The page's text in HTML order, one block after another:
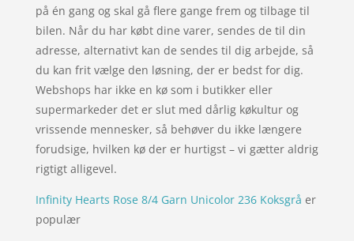
på én gang og skal gå flere gange frem og tilbage til
bilen. Når du har købt dine varer, sendes de til din
adresse, alternativt kan de sendes til dig arbejde, så
du kan frit vælge den løsning, der er bedst for dig.
Webshops har ikke en kø som i butikker eller
supermarkeder det er slut med dårlig køkultur og
vrissende mennesker, så behøver du ikke længere
forudsige, hvilken kø der er hurtigst – vi gætter aldrig
rigtigt alligevel.
Infinity Hearts Rose 8/4 Garn Unicolor 236 Koksgrå er
populær